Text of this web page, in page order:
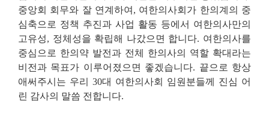
중앙회 회무와 잘 연계하여, 여한의사회가 한의계의 중
심축으로 정책 추진과 사업 활동 등에서 여한의사만의
고유성, 정체성을 확립해 나갔으면 합니다. 여한의사를
중심으로 한의약 발전과 전체 한의사의 역할 확대라는
비전과 목표가 이루어졌으면 좋겠습니다. 끝으로 항상
애써주시는 우리 30대 여한의사회 임원분들께 진심 어
린 감사의 말씀 전합니다.